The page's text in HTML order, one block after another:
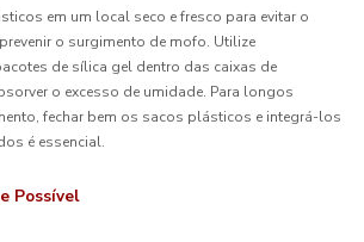
em um local seco e fresco para evitar o
o surgimento de mofo. Utilize
de sílica gel dentro das caixas de
o excesso de umidade. Para longos
fechar bem os sacos plásticos e integrá-los
é essencial.
Possível